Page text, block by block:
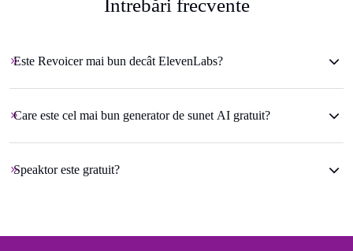
Întrebări frecvente
Este Revoicer mai bun decât ElevenLabs?
Care este cel mai bun generator de sunet AI gratuit?
Speaktor este gratuit?